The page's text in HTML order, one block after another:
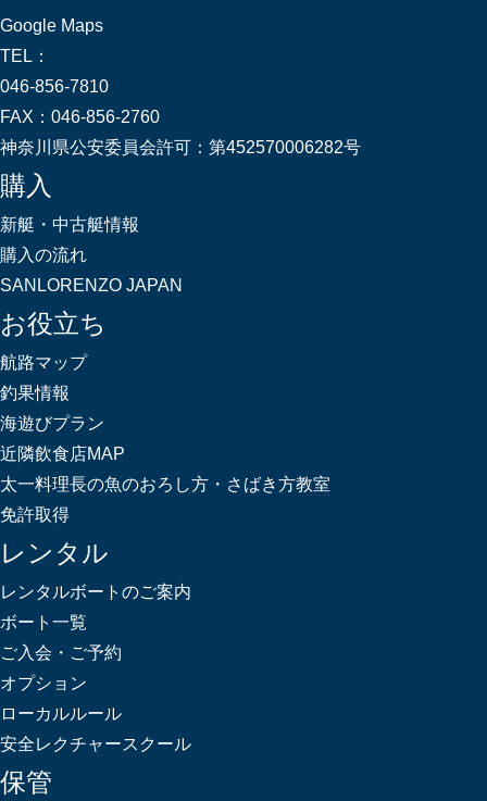
Google Maps
TEL：
046-856-7810
FAX： 046-856-2760
神奈川県公安委員会許可： 第452570006282号
購入
新艇・中古艇情報
購入の流れ
SANLORENZO JAPAN
お役立ち
航路マップ
釣果情報
海遊びプラン
近隣飲食店MAP
太一料理長の魚のおろし方・さばき方教室
免許取得
レンタル
レンタルボートのご案内
ボート一覧
ご入会・ご予約
オプション
ローカルルール
安全レクチャースクール
保管